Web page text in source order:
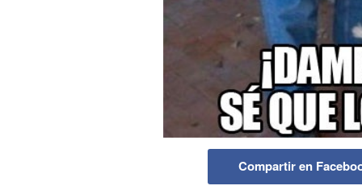
Compartir en